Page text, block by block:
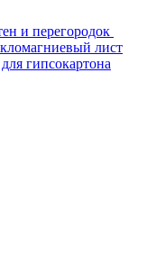
и перегородок
лист
гипсокартона